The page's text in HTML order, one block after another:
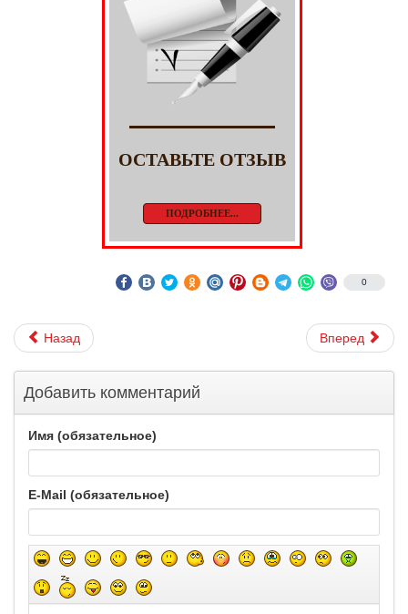
ОСТАВЬТЕ ОТЗЫВ
ПОДРОБНЕЕ...
0
Назад Вперед
Добавить комментарий
Имя (обязательное)
E-Mail (обязательное)